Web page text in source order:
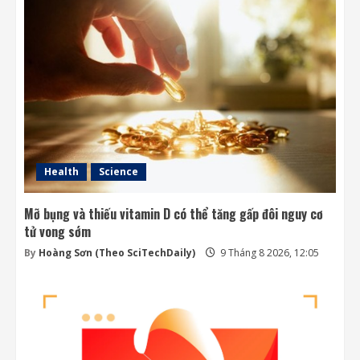
3
Amazon tài trợ nhà máy điện khí khổng lồ
phục vụ các trung tâm dữ liệu
9 Tháng 8 2026, 09:23
4
OpenAI trì hoãn việc phát triển mô hình
Astra vì lo ngại an ninh
9 Tháng 8 2026, 09:21
Health Science
Mỡ bụng và thiếu vitamin D có thể tăng gấp đôi nguy cơ
tử vong sớm
By Hoàng Sơn (Theo SciTechDaily) 9 Tháng 8 2026, 12:05